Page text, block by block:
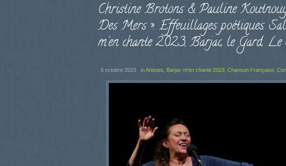
Christine Brotons & Pauline
Des Mers ». Effeuillages poétiques.
m’en chante 2023, Barjac, le Gard.
5 octobre 2023 inArtistes, Barjac m'en chante 2023, Chanson Française,